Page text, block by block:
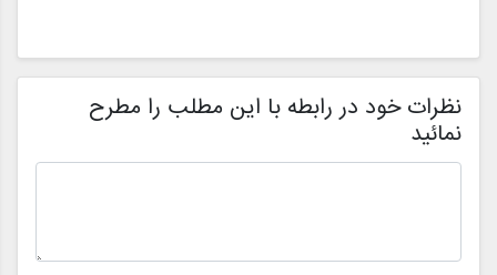
نظرات خود در رابطه با این مطلب را مطرح
نمائید